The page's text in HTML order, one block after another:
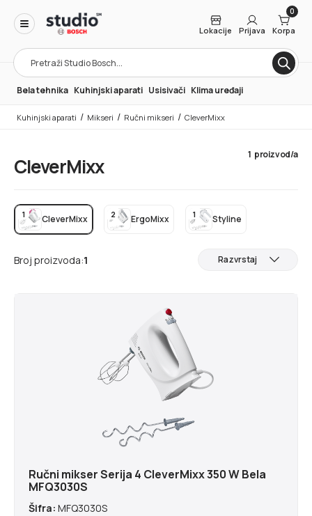
Products
search
Lokacije Prijava
0
Korpa
Bela tehnika Kuhinjski aparati Usisivači Klima uređaji
Kuhinjski aparati / Mikseri / Ručni mikseri / CleverMixx
CleverMixx 1 proizvod/a
CleverMixx
1 ErgoMixx
2 Styline
1
Broj proizvoda:1 Razvrstaj
Ručni mikser Serija 4 CleverMixx 350 W Bela
MFQ3030S
Šifra: MFQ3030S